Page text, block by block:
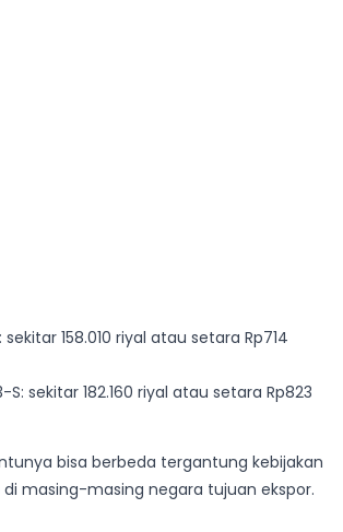
sekitar 158.010 riyal atau setara Rp714
S: sekitar 182.160 riyal atau setara Rp823
bisa berbeda tergantung kebijakan
di masing-masing negara tujuan ekspor.